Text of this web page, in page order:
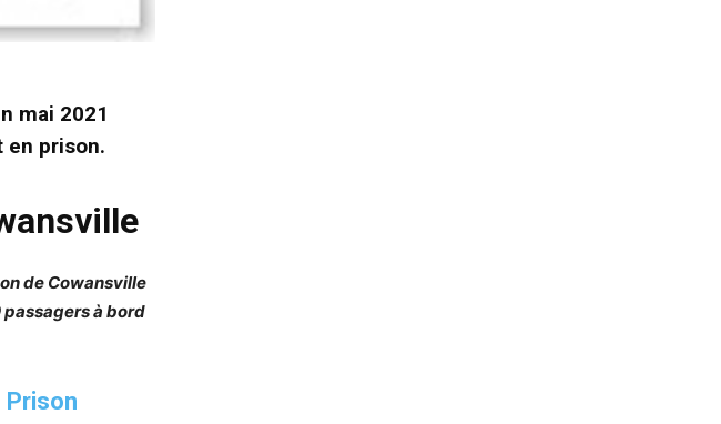
mai 2021
en prison.
de Cowansville
à bord
Prison